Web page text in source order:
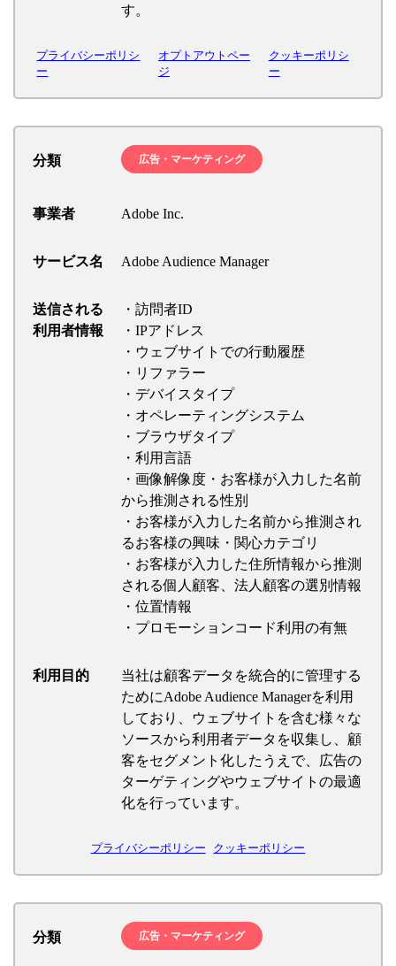
す。
プライバシーポリシ
ー
オプトアウトペー
ジ
クッキーポリシ
ー
分類 広告・マーケティング
事業者 Adobe Inc.
サービス名 Adobe Audience Manager
送信される
利用者情報
・訪問者ID
・IPアドレス
・ウェブサイトでの行動履歴
・リファラー
・デバイスタイプ
・オペレーティングシステム
・ブラウザタイプ
・利用言語
・画像解像度・お客様が入力した名前
から推測される性別
・お客様が入力した名前から推測され
るお客様の興味・関心カテゴリ
・お客様が入力した住所情報から推測
される個人顧客、法人顧客の選別情報
・位置情報
・プロモーションコード利用の有無
利用目的
当社は顧客データを統合的に管理する
ためにAdobe Audience Managerを利用
しており、ウェブサイトを含む様々な
ソースから利用者データを収集し、顧
客をセグメント化したうえで、広告の
ターゲティングやウェブサイトの最適
化を行っています。
プライバシーポリシー クッキーポリシー
分類 広告・マーケティング